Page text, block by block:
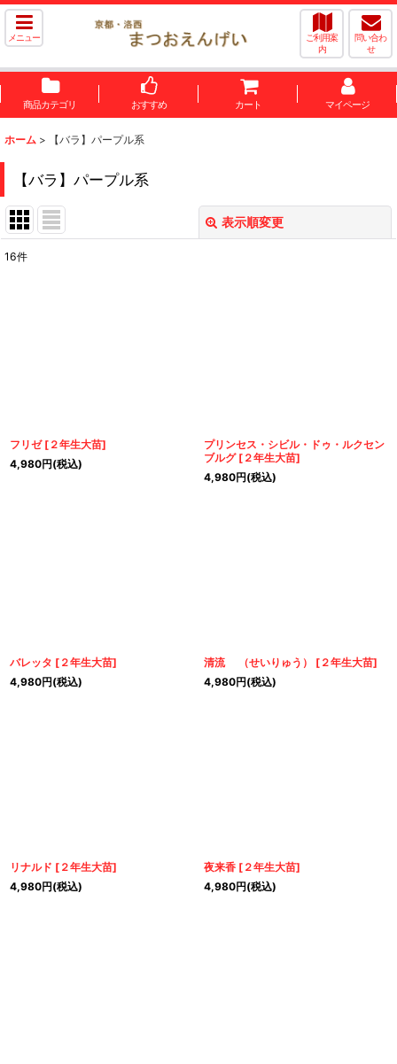
メニュー
ご利用案
内
問い合わ
せ
商品カテゴリ おすすめ カート マイページ
ホーム > 【バラ】パープル系
【バラ】パープル系
表示順変更
16件
フリゼ [ ２年生大苗]
4,980円(税込)
プリンセス・シビル・ドゥ・ルクセン
ブルグ [ ２年生大苗]
4,980円(税込)
バレッタ [ ２年生大苗]
4,980円(税込)
清流 （せいりゅう） [ ２年生大苗]
4,980円(税込)
リナルド [ ２年生大苗]
4,980円(税込)
夜来香 [ ２年生大苗]
4,980円(税込)